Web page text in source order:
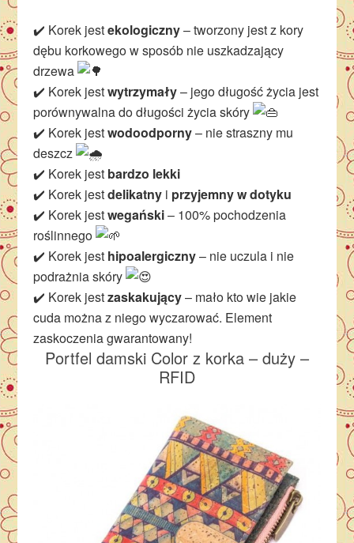
✔️ Korek jestekologiczny– tworzony jest z kory
dębu korkowego w sposób nie uszkadzający
drzewa
✔️ Korek jestwytrzymały– jego długość życia jest
porównywalna do długości życia skóry
✔️ Korek jestwodoodporny– nie straszny mu
deszcz
✔️ Korek jest bardzo lekki
✔️ Korek jestdelikatny i przyjemny w dotyku
✔️ Korek jestwegański– 100% pochodzenia
roślinnego
✔️ Korek jest hipoalergiczny– nie uczula i nie
podrażnia skóry
✔️ Korek jestzaskakujący– mało kto wie jakie
cuda można z niego wyczarować. Element
zaskoczenia gwarantowany!
Portfel damski Color z korka – duży –
RFID